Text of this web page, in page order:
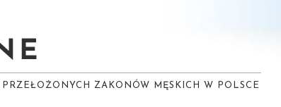
ZAKONÓW MĘSKICH W POLSCE